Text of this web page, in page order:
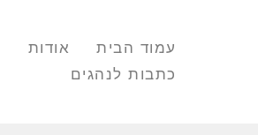
עמוד הבית אודות
כתבות לנהגים